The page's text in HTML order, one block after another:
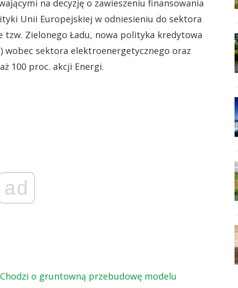
na decyzję o zawieszeniu finansowania
Unii Europejskiej w odniesieniu do sektora
Zielonego Ładu, nowa polityka kredytowa
wobec sektora elektroenergetycznego oraz
100 proc. akcji Energi.
ad
o gruntowną przebudowę modelu